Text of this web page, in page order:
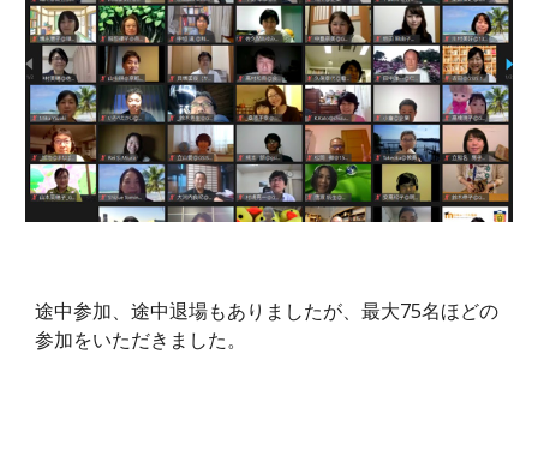
途中参加、途中退場もありましたが、最大75名ほどの
参加をいただきました。